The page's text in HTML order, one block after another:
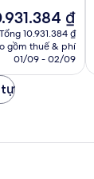
₫
₫
Tổng 10.931.384 ₫
gồm thuế & phí
01/09 - 02/09
tự